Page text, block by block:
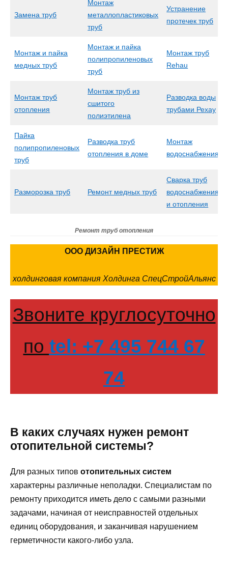
Замена труб
Монтаж
металлопластиковых
труб
Устранение
протечек труб
Монтаж и пайка
медных труб
Монтаж и пайка
полипропиленовых
труб
Монтаж труб
Rehau
Монтаж труб
отопления
Монтаж труб из
сшитого
полиэтилена
Разводка воды
трубами Рехау
Пайка
полипропиленовых
труб
Разводка труб
отопления в доме
Монтаж
водоснабжения
Разморозка труб Ремонт медных труб
Сварка труб
водоснабжения
и отопления
Ремонт труб отопления
ООО ДИЗАЙН ПРЕСТИЖ
холдинговая компания Холдинга СпецСтройАльянс
Звоните круглосуточно
по tel: +7 495 744 67
74
В каких случаях нужен ремонт
отопительной системы?
Для разных типов отопительных систем
характерны различные неполадки. Специалистам по
ремонту приходится иметь дело с самыми разными
задачами, начиная от неисправностей отдельных
единиц оборудования, и заканчивая нарушением
герметичности какого-либо узла.